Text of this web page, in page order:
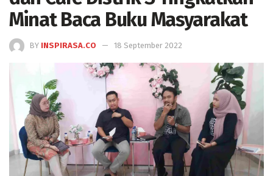
Minat Baca Buku Masyarakat
BY INSPIRASA.CO 18 September 2022